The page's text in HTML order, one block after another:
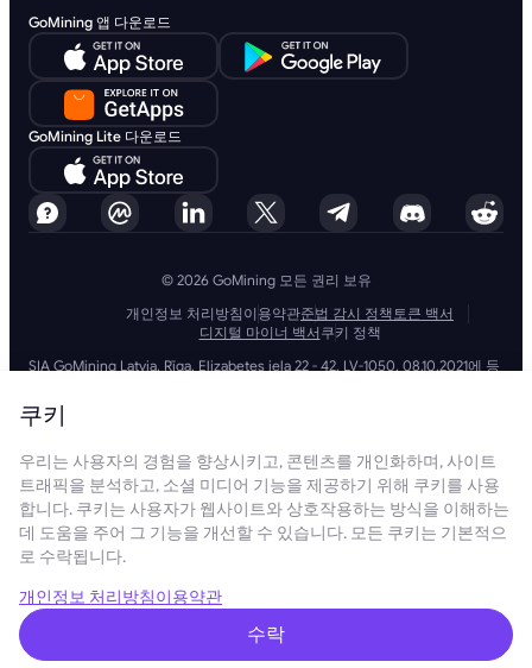
GoMining 앱 다운로드
GoMining Lite 다운로드
© 2026 GoMining 모든 권리 보유
개인정보 처리방침 이용약관준법 감시 정책토큰 백서
디지털 마이너 백서 쿠키 정책
SIA GoMining Latvia, Rīga, Elizabetes iela 22 - 42, LV-1050, 08.10.2021에 등
GoMining (BVI) Limited, Trinity Chambers, PO Box 4301, Road Town,
Tortola, British Virgin Islands, BVI company number: 2110978
Islands VG 1110
GoMining (British Virgin Islands) Limited, SIA GoMining Latvia 및 BMINE
BVI LIMITED는 모든 해당 법률 및 규정을 완전히 준수하며 자금 세탁, 테러 자
금 조달 및 확산 금융 방지에 전념합니다. 당사는 모든 관련 자금 세탁 방지
및 테러 자금 조달 의무뿐만 아니라 확산 금융 방지 조치를 엄격하게 준수하
여 운영 및 서비스의 무결성과 보안을 유지하는 최고 수준의 표준을 준수합
GoMining (Cyprus) Limited, a company, incorporated, organized and
existing under the laws of Cyprus with registration number HE 450955,
having its registered address at 28 Oktovriou, 339, TRILOGY EAST
TOWER, 3rd floor, Flat/Office 305, 3106, Limassol, Cyprus.
쿠키
우리는 사용자의 경험을 향상시키고, 콘텐츠를 개인화하며, 사이트
트래픽을 분석하고, 소셜 미디어 기능을 제공하기 위해 쿠키를 사용
합니다. 쿠키는 사용자가 웹사이트와 상호작용하는 방식을 이해하는
데 도움을 주어 그 기능을 개선할 수 있습니다. 모든 쿠키는 기본적으
로 수락됩니다.
개인정보 처리방침이용약관
수락